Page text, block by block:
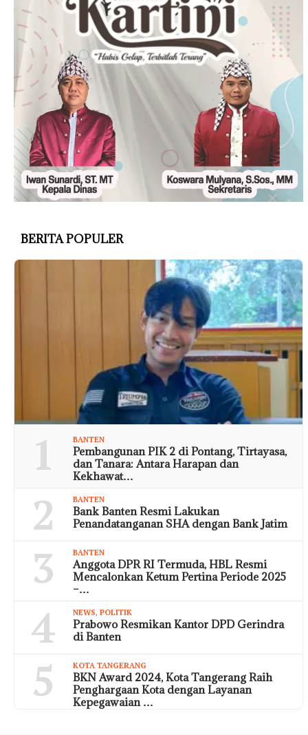
BERITA POPULER
1 BANTEN
Pembangunan PIK 2 di Pontang, Tirtayasa,
dan Tanara: Antara Harapan dan
Kekhawat…
2 BANTEN
Bank Banten Resmi Lakukan
Penandatanganan SHA dengan Bank Jatim
3 BANTEN
Anggota DPR RI Termuda, HBL Resmi
Mencalonkan Ketum Pertina Periode 2025
–…
4 NEWS, POLITIK
Prabowo Resmikan Kantor DPD Gerindra
di Banten
5 KOTA TANGERANG
BKN Award 2024, Kota Tangerang Raih
Penghargaan Kota dengan Layanan
Kepegawaian …